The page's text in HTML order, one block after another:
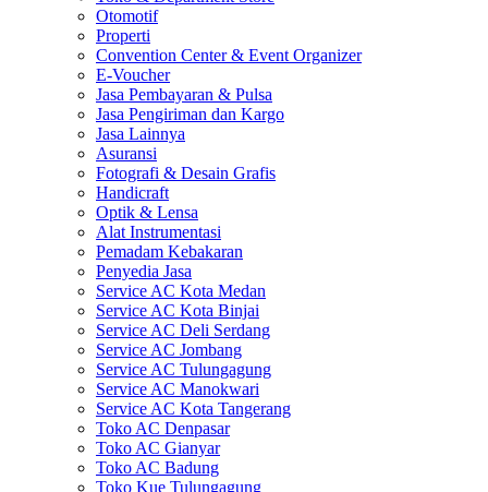
Otomotif
Properti
Convention Center & Event Organizer
E-Voucher
Jasa Pembayaran & Pulsa
Jasa Pengiriman dan Kargo
Jasa Lainnya
Asuransi
Fotografi & Desain Grafis
Handicraft
Optik & Lensa
Alat Instrumentasi
Pemadam Kebakaran
Penyedia Jasa
Service AC Kota Medan
Service AC Kota Binjai
Service AC Deli Serdang
Service AC Jombang
Service AC Tulungagung
Service AC Manokwari
Service AC Kota Tangerang
Toko AC Denpasar
Toko AC Gianyar
Toko AC Badung
Toko Kue Tulungagung